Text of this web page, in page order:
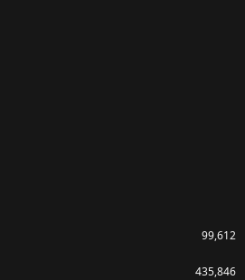
99,612
435,846